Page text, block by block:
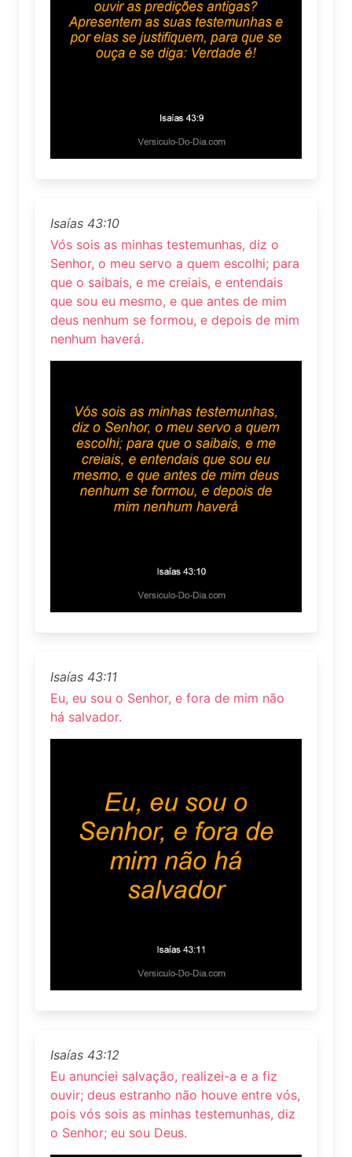
Isaías 43:10
Vós sois as minhas testemunhas, diz o
Senhor, o meu servo a quem escolhi; para
que o saibais, e me creiais, e entendais
que sou eu mesmo, e que antes de mim
deus nenhum se formou, e depois de mim
nenhum haverá.
Isaías 43:11
Eu, eu sou o Senhor, e fora de mim não
há salvador.
Isaías 43:12
Eu anunciei salvação, realizei-a e a fiz
ouvir; deus estranho não houve entre vós,
pois vós sois as minhas testemunhas, diz
o Senhor; eu sou Deus.